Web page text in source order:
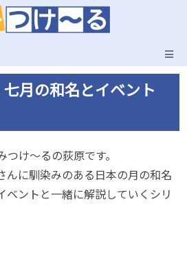
七月の和名とイベント
け～るの荻原です。
んに馴染みのある日本の月の和名
ベントと一緒に解説していくシリ